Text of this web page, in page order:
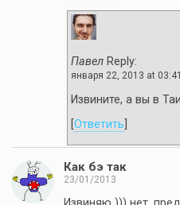
Павел Reply:
января 22, 2013 at 03:41
Извините, а вы в
Ответить
Как бэ так
23/01/2013